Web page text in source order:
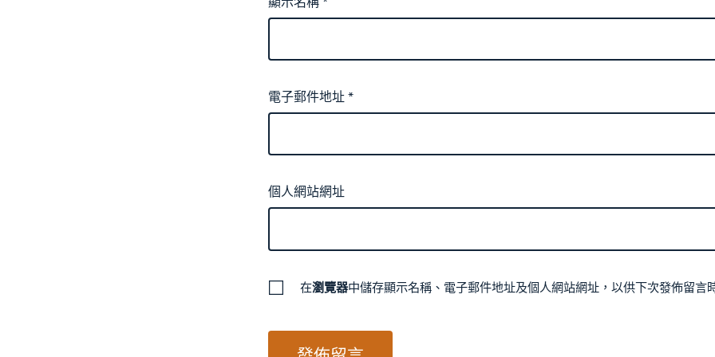
電子郵件地址*
個人網站網址
在瀏覽器中儲存顯示名稱、電子郵件地址及個人網站網址，以供下次發佈留言